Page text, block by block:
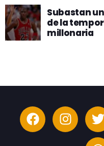
Subastan
de la
millonaria